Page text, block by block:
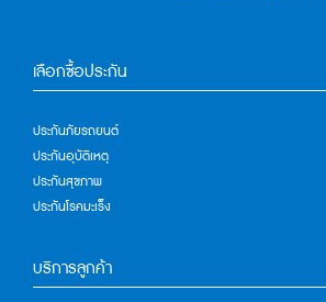
เลือกซื้อประกัน
ประกันภัยรถยนต์
ประกันอุบัติเหตุ
ประกันสุขภาพ
ประกันโรคมะเร็ง
บริการลูกค้า